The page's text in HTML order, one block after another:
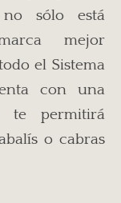
sólo está
mejor
el Sistema
con una
te permitirá
o cabras